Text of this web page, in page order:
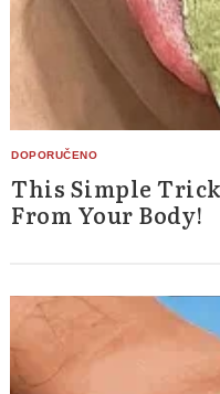
This Simple
From Your Body!